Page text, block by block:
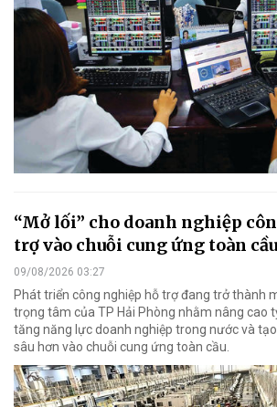
“Mở lối” cho doanh nghiệp
trợ vào chuỗi cung ứng toàn cầu
09/08/2026 03:27
Phát triển công nghiệp hỗ trợ đang trở thành
trọng tâm của TP Hải Phòng nhằm nâng cao
tăng năng lực doanh nghiệp trong nước và
sâu hơn vào chuỗi cung ứng toàn cầu.